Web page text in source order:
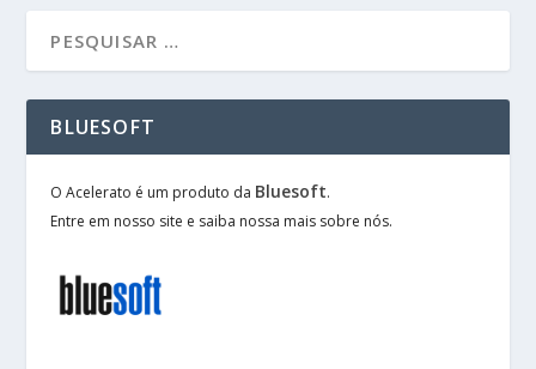
BLUESOFT
O Acelerato é um produto da Bluesoft.
Entre em nosso site e saiba nossa mais sobre nós.